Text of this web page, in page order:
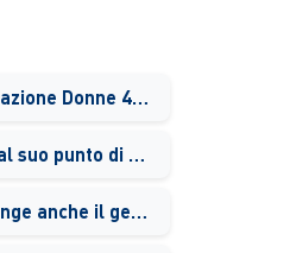
Quando è nata l’associazione Donne 4.0?
Può spiegarci qual è dal suo punto di vista il valore aggiunto di Donne 4.0?
A tutto questo si aggiunge anche il gender dream gap, che inizia da bambine.